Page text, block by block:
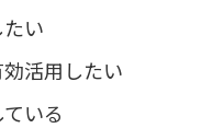
い
活用したい
いる